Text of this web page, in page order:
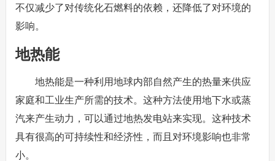
不仅减少了对传统化石燃料的依赖，还降低了对环境的
影响。
地热能
地热能是一种利用地球内部自然产生的热量来供应
家庭和工业生产所需的技术。这种方法使用地下水或蒸
汽来产生动力，可以通过地热发电站来实现。这种技术
具有很高的可持续性和经济性，而且对环境影响也非常
小。